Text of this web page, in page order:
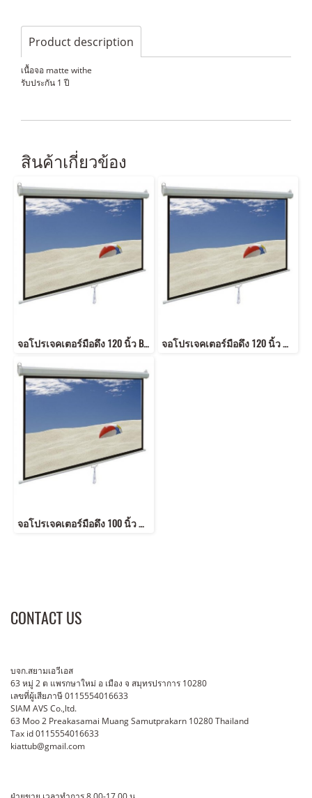
Product description
เนื้อจอ matte withe
รับประกัน 1 ปี
สินค้าเกี่ยวข้อง
จอโปรเจคเตอร์มือดึง 120 นิ้ว Brand : AVS จอโปรเจคเตอร์มือดึง 120 นิ้ว ขนาด 16:9 Brand : AVS
จอโปรเจคเตอร์มือดึง 100 นิ้ว ขนาด 16:9 Brand : AVS
CONTACT US
บจก.สยามเอวีเอส
63 หมู่ 2 ต แพรกษาใหม่ อ เมือง จ สมุทรปราการ 10280
เลขที่ผู้เสียภาษี 0115554016633
SIAM AVS Co.,ltd.
63 Moo 2 Preakasamai Muang Samutprakarn 10280 Thailand
Tax id 0115554016633
kiattub@gmail.com